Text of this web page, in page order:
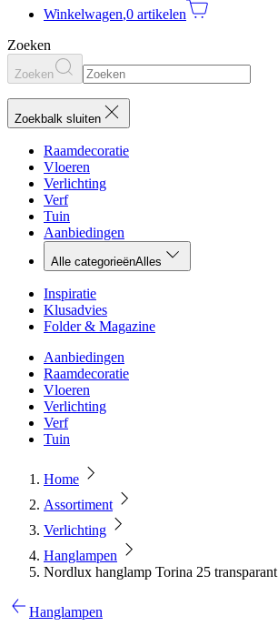
Winkelwagen,0 artikelen
Zoeken
Zoeken
Zoekbalk sluiten
Raamdecoratie
Vloeren
Verlichting
Verf
Tuin
Aanbiedingen
Alle categorieënAlles
Inspiratie
Klusadvies
Folder & Magazine
Aanbiedingen
Raamdecoratie
Vloeren
Verlichting
Verf
Tuin
Home
Assortiment
Verlichting
Hanglampen
Nordlux hanglamp Torina 25 transparant
Hanglampen